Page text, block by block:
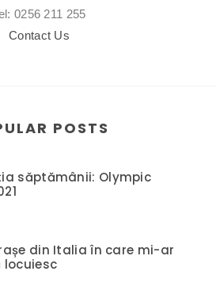
0256 211 255
Contact Us
POSTS
săptămânii: Olympic
din Italia în care mi-ar
locuiesc